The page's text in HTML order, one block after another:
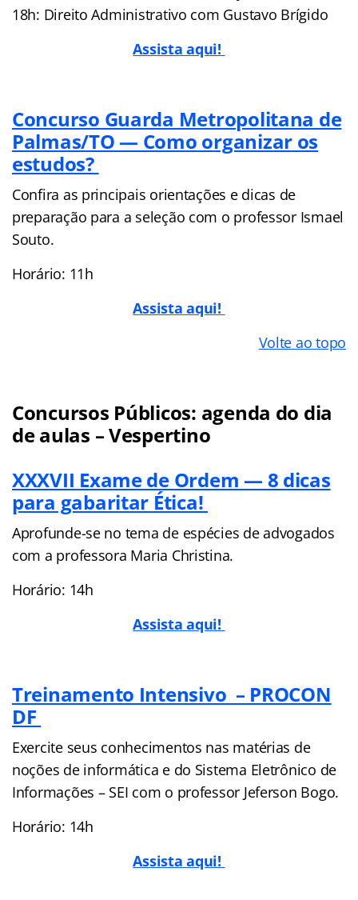
18h: Direito Administrativo com Gustavo Brígido
Assista aqui!
Concurso Guarda Metropolitana de
Palmas/TO — Como organizar os
estudos?
Confira as principais orientações e dicas de
preparação para a seleção com o professor Ismael
Souto.
Horário: 11h
Assista aqui!
Volte ao topo
Concursos Públicos: agenda do dia
de aulas – Vespertino
XXXVII Exame de Ordem — 8 dicas
para gabaritar Ética!
Aprofunde-se no tema de espécies de advogados
com a professora Maria Christina.
Horário: 14h
Assista aqui!
Treinamento Intensivo – PROCON
DF
Exercite seus conhecimentos nas matérias de
noções de informática e do Sistema Eletrônico de
Informações – SEI com o professor Jeferson Bogo.
Horário: 14h
Assista aqui!